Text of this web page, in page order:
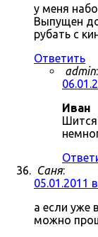
у меня
Выпущен
рубать с
Ответить
admin:
Иван
Саня:
05.01.2011
а если уже
можно